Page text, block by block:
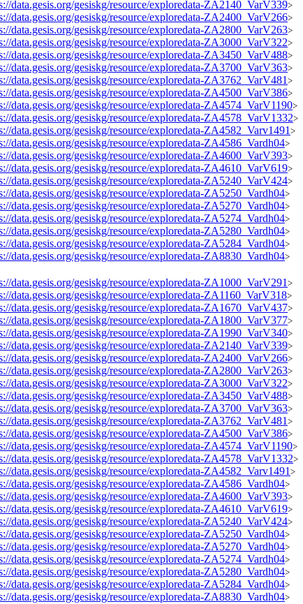
data.gesis.org/gesiskg/resource/exploredata-ZA2140_VarV339>
data.gesis.org/gesiskg/resource/exploredata-ZA2400_VarV266>
data.gesis.org/gesiskg/resource/exploredata-ZA2800_VarV263>
data.gesis.org/gesiskg/resource/exploredata-ZA3000_VarV322>
data.gesis.org/gesiskg/resource/exploredata-ZA3450_VarV488>
data.gesis.org/gesiskg/resource/exploredata-ZA3700_VarV363>
data.gesis.org/gesiskg/resource/exploredata-ZA3762_VarV481>
data.gesis.org/gesiskg/resource/exploredata-ZA4500_VarV386>
data.gesis.org/gesiskg/resource/exploredata-ZA4574_VarV1190>
data.gesis.org/gesiskg/resource/exploredata-ZA4578_VarV1332>
data.gesis.org/gesiskg/resource/exploredata-ZA4582_Varv1491>
data.gesis.org/gesiskg/resource/exploredata-ZA4586_Vardh04>
data.gesis.org/gesiskg/resource/exploredata-ZA4600_VarV393>
data.gesis.org/gesiskg/resource/exploredata-ZA4610_VarV619>
data.gesis.org/gesiskg/resource/exploredata-ZA5240_VarV424>
data.gesis.org/gesiskg/resource/exploredata-ZA5250_Vardh04>
data.gesis.org/gesiskg/resource/exploredata-ZA5270_Vardh04>
data.gesis.org/gesiskg/resource/exploredata-ZA5274_Vardh04>
data.gesis.org/gesiskg/resource/exploredata-ZA5280_Vardh04>
data.gesis.org/gesiskg/resource/exploredata-ZA5284_Vardh04>
data.gesis.org/gesiskg/resource/exploredata-ZA8830_Vardh04>
data.gesis.org/gesiskg/resource/exploredata-ZA1000_VarV291>
data.gesis.org/gesiskg/resource/exploredata-ZA1160_VarV318>
data.gesis.org/gesiskg/resource/exploredata-ZA1670_VarV437>
data.gesis.org/gesiskg/resource/exploredata-ZA1800_VarV377>
data.gesis.org/gesiskg/resource/exploredata-ZA1990_VarV340>
data.gesis.org/gesiskg/resource/exploredata-ZA2140_VarV339>
data.gesis.org/gesiskg/resource/exploredata-ZA2400_VarV266>
data.gesis.org/gesiskg/resource/exploredata-ZA2800_VarV263>
data.gesis.org/gesiskg/resource/exploredata-ZA3000_VarV322>
data.gesis.org/gesiskg/resource/exploredata-ZA3450_VarV488>
data.gesis.org/gesiskg/resource/exploredata-ZA3700_VarV363>
data.gesis.org/gesiskg/resource/exploredata-ZA3762_VarV481>
data.gesis.org/gesiskg/resource/exploredata-ZA4500_VarV386>
data.gesis.org/gesiskg/resource/exploredata-ZA4574_VarV1190>
data.gesis.org/gesiskg/resource/exploredata-ZA4578_VarV1332>
data.gesis.org/gesiskg/resource/exploredata-ZA4582_Varv1491>
data.gesis.org/gesiskg/resource/exploredata-ZA4586_Vardh04>
data.gesis.org/gesiskg/resource/exploredata-ZA4600_VarV393>
data.gesis.org/gesiskg/resource/exploredata-ZA4610_VarV619>
data.gesis.org/gesiskg/resource/exploredata-ZA5240_VarV424>
data.gesis.org/gesiskg/resource/exploredata-ZA5250_Vardh04>
data.gesis.org/gesiskg/resource/exploredata-ZA5270_Vardh04>
data.gesis.org/gesiskg/resource/exploredata-ZA5274_Vardh04>
data.gesis.org/gesiskg/resource/exploredata-ZA5280_Vardh04>
data.gesis.org/gesiskg/resource/exploredata-ZA5284_Vardh04>
data.gesis.org/gesiskg/resource/exploredata-ZA8830_Vardh04>